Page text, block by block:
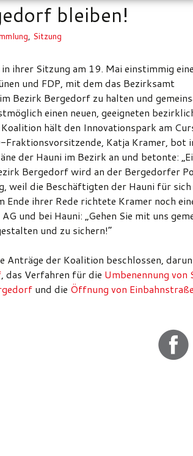
bleiben!
, Sitzung
ihrer Sitzung am 19. Mai einstimmig
und FDP, mit dem das Bezirksamt
Bezirk Bergedorf zu halten und
einen neuen, geeigneten
hält den Innovationspark am
Fraktionsvorsitzende, Katja Kramer, bot
der Hauni im Bezirk an und betonte:
Bergedorf wird an der Bergedorfer
weil die Beschäftigten der Hauni für sich
ihrer Rede richtete Kramer noch
und bei Hauni: „Gehen Sie mit uns
und zu sichern!“
der Koalition beschlossen,
, das Verfahren für die Umbenennung von
und die Öffnung von